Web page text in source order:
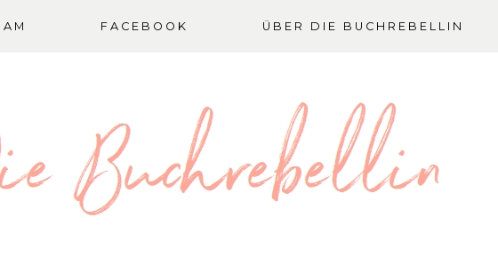
FACEBOOK ÜBER DIE BUCHREBELLIN